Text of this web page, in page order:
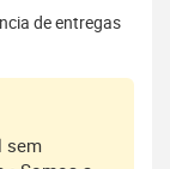
de entregas
sem